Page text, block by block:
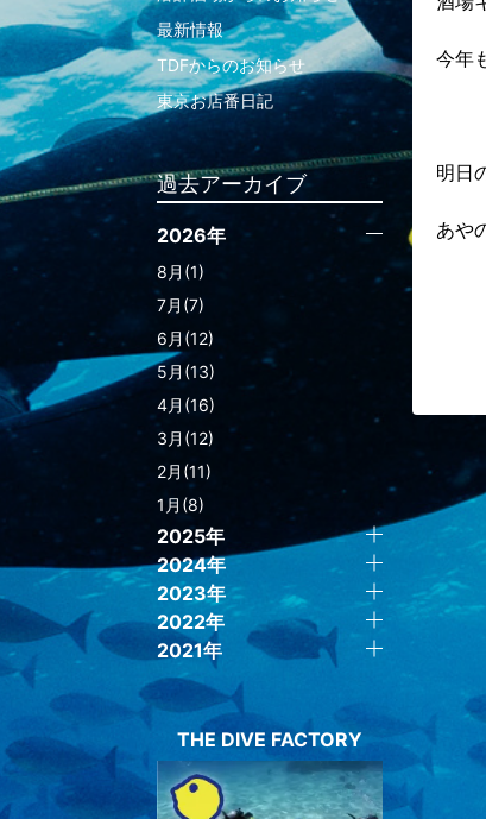
今年
明日
あや
最新情報
TDFからのお知らせ
東京お店番日記
過去アーカイブ
2026年
8月(1)
7月(7)
6月(12)
5月(13)
4月(16)
3月(12)
2月(11)
1月(8)
2025年
2024年
2023年
2022年
2021年
THE DIVE FACTORY